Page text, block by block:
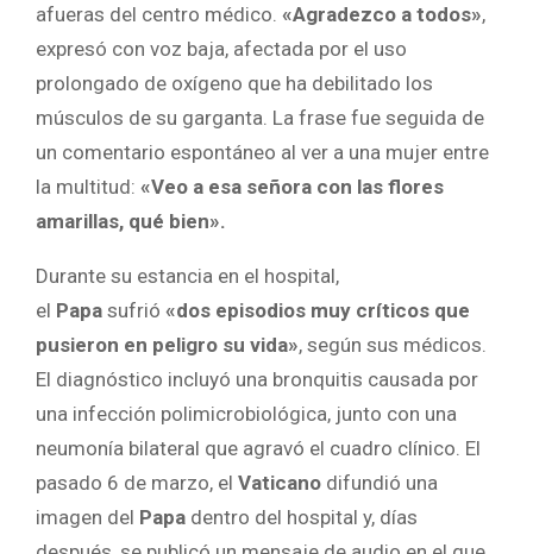
afueras del centro médico. «Agradezco a todos»,
expresó con voz baja, afectada por el uso
prolongado de oxígeno que ha debilitado los
músculos de su garganta. La frase fue seguida de
un comentario espontáneo al ver a una mujer entre
la multitud: «Veo a esa señora con las flores
amarillas, qué bien».
Durante su estancia en el hospital,
el Papa sufrió «dos episodios muy críticos que
pusieron en peligro su vida», según sus médicos.
El diagnóstico incluyó una bronquitis causada por
una infección polimicrobiológica, junto con una
neumonía bilateral que agravó el cuadro clínico. El
pasado 6 de marzo, el Vaticano difundió una
imagen del Papa dentro del hospital y, días